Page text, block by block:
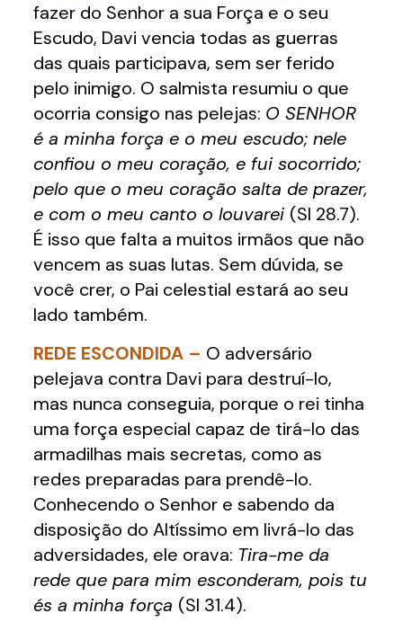
fazer do Senhor a sua Força e o seu
Escudo, Davi vencia todas as guerras
das quais participava, sem ser ferido
pelo inimigo. O salmista resumiu o que
ocorria consigo nas pelejas: O SENHOR
é a minha força e o meu escudo; nele
confiou o meu coração, e fui socorrido;
pelo que o meu coração salta de prazer,
e com o meu canto o louvarei (Sl 28.7).
É isso que falta a muitos irmãos que não
vencem as suas lutas. Sem dúvida, se
você crer, o Pai celestial estará ao seu
lado também.
REDE ESCONDIDA – O adversário
pelejava contra Davi para destruí-lo,
mas nunca conseguia, porque o rei tinha
uma força especial capaz de tirá-lo das
armadilhas mais secretas, como as
redes preparadas para prendê-lo.
Conhecendo o Senhor e sabendo da
disposição do Altíssimo em livrá-lo das
adversidades, ele orava: Tira-me da
rede que para mim esconderam, pois tu
és a minha força (Sl 31.4).